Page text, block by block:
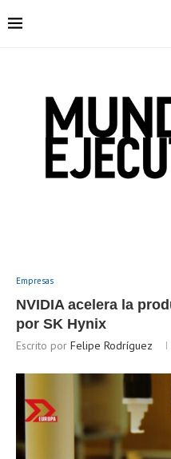
Empresas
NVIDIA acelera la
por SK Hynix
Escrito por Felipe Rodríguez